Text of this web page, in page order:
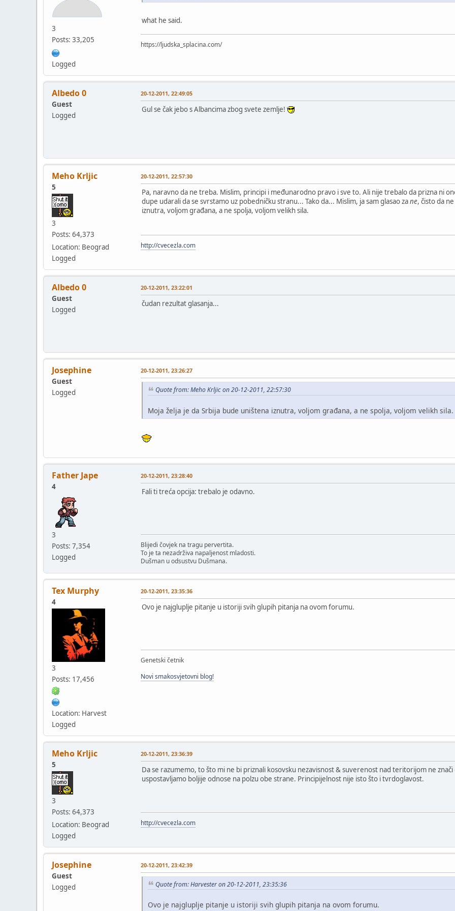
3
Posts: 33,205
Logged
what he said.
https://ljudska_splacina.com/
Albedo 0
Guest
Logged
20-12-2011, 22:49:05
Gul se čak jebo s Albancima zbog svete zemlje!
Meho Krljic
5
3
Posts: 64,373
Location: Beograd
Logged
20-12-2011, 22:57:30
Pa, naravno da ne treba. Mislim, principi i međunarodno pravo i sve to. Ali nije trebalo da prizna ni
dupe udarali da se svrstamo uz pobedničku stranu... Tako da... Mislim, ja sam glasao zane, čisto da
iznutra, voljom građana, a ne spolja, voljom velikh sila.
http://cvecezla.com
Albedo 0
Guest
Logged
20-12-2011, 23:22:01
čudan rezultat glasanja...
Josephine
Guest
Logged
20-12-2011, 23:26:27
Quote from: Meho Krljic on 20-12-2011, 22:57:30
Moja želja je da Srbija bude uništena iznutra, voljom građana, a ne spolja, voljom velikh sila.
Father Jape
4
3
Posts: 7,354
Logged
20-12-2011, 23:28:40
Fali ti treća opcija: trebalo je odavno.
Blijedi čovjek na tragu pervertita.
To je ta nezadrživa napaljenost mladosti.
Dušman u odsustvu Dušmana.
Tex Murphy
4
3
Posts: 17,456
Location: Harvest
Logged
20-12-2011, 23:35:36
Ovo je najgluplje pitanje u istoriji svih glupih pitanja na ovom forumu.
Genetski četnik
Novi smakosvjetovni blog!
Meho Krljic
5
3
Posts: 64,373
Location: Beograd
Logged
20-12-2011, 23:36:39
Da se razumemo, to što mi ne bi priznali kosovsku nezavisnost & suverenost nad teritorijom ne
uspostavljamo boljije odnose na polzu obe strane. Principijelnost nije isto što i tvrdoglavost.
http://cvecezla.com
Josephine
Guest
Logged
20-12-2011, 23:42:39
Quote from: Harvester on 20-12-2011, 23:35:36
Ovo je najgluplje pitanje u istoriji svih glupih pitanja na ovom forumu.